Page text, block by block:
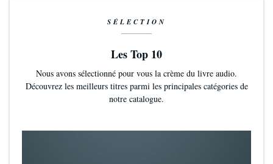
SÉLECTION
Les Top 10
Nous avons sélectionné pour vous la crème du livre audio.
Découvrez les meilleurs titres parmi les principales catégories de
notre catalogue.